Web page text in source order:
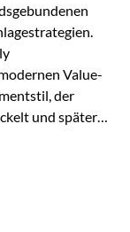
Value-
der
und später
unter ihrem